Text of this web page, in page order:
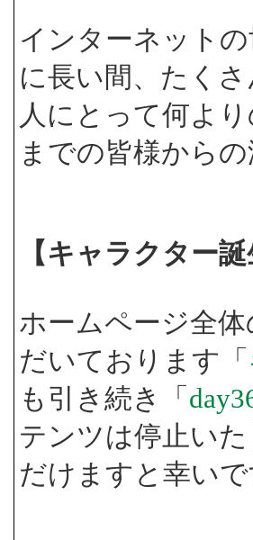
インターネット
に長い間、たく
人にとって何よ
までの皆様から
【キャラクター
ホームページ全
だいております「
も引き続き「
テンツは停止い
だけますと幸いで